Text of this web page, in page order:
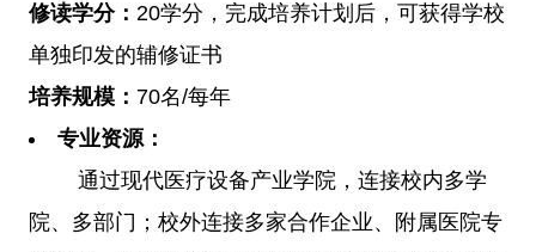
修读学分： 20学分，完成培养计划后，可获得学校
单独印发的辅修证书
培养规模： 70名/每年
专业资源：
通过现代医疗设备产业学院，连接校内多学
院、多部门；校外连接多家合作企业、附属医院专